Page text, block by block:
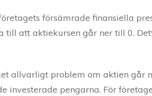
försämrade finansiella
att aktiekursen går ner till 0.
allvarligt problem om aktien går
investerade pengarna. För